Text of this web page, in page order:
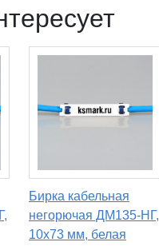
Бирка кабельная
негорючая ДМ135-НГ,
10х73 мм, белая